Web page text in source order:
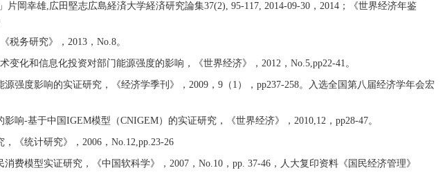
岡幸雄,広田堅志広島経済大学経済研究論集37(2), 95-117, 2014-09-30，2014；《世界经济年鉴
务研究》，2013，No.8。
化和信息化投资对部门能源强度的影响，《世界经济》，2012，No.5,pp22-41。
强度影响的实证研究，《经济学季刊》，2009，9（1），pp237-258。入选全国第八届经济学年会宏
响-基于中国IGEM模型（CNIGEM）的实证研究，《世界经济》，2010,12，pp28-47。
《统计研究》，2006，No.12,pp.23-26
费模型实证研究，《中国软科学》，2007，No.10，pp. 37-46，人大复印资料《国民经济管理》